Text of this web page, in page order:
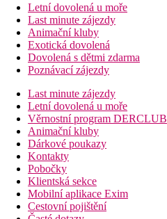
Letní dovolená u moře
Last minute zájezdy
Animační kluby
Exotická dovolená
Dovolená s dětmi zdarma
Poznávací zájezdy
Last minute zájezdy
Letní dovolená u moře
Věrnostní program DERCLUB
Animační kluby
Dárkové poukazy
Kontakty
Pobočky
Klientská sekce
Mobilní aplikace Exim
Cestovní pojištění